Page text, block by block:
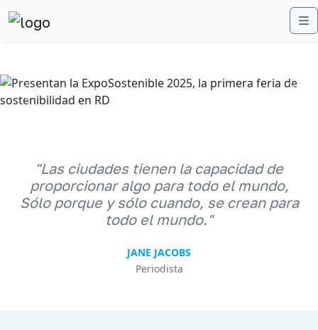
Anterior
"Las ciudades tienen la capacidad de
proporcionar algo para todo el mundo,
Sólo porque y sólo cuando, se crean para
todo el mundo."
JANE JACOBS
Periodista